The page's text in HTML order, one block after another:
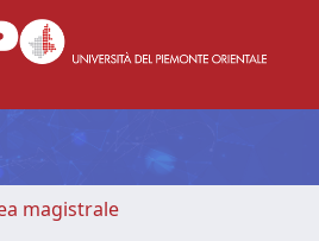
magistrale